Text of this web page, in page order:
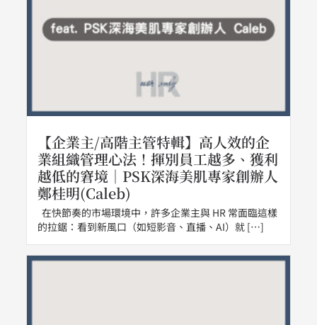
【企業主/高階主管特輯】高人效的企
業組織管理心法！揮別員工越多、獲利
越低的窘境｜PSK深海美肌專家創辦人
鄭桂明(Caleb)
在快節奏的市場環境中，許多企業主與 HR 常面臨這樣
的拉鋸：看到新風口（如短影音、直播、AI）就 […]